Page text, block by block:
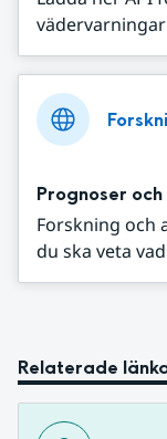
vädervarningar
Prognoser
Forskning och
du ska veta
Relaterade